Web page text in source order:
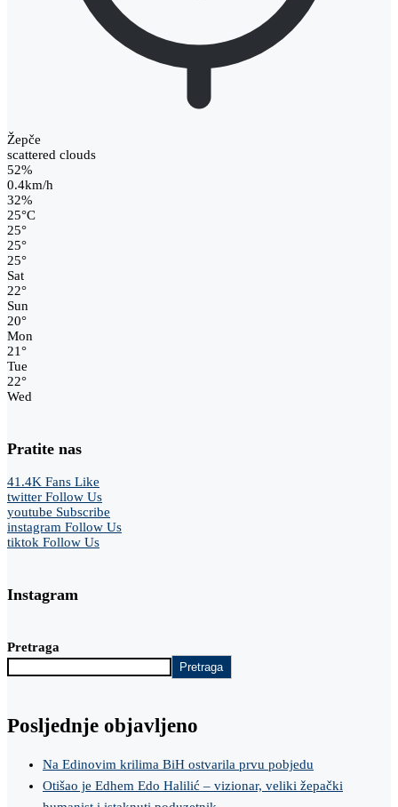
Žepče
scattered clouds
52%
0.4km/h
32%
25°C
25°
25°
25°
Sat
22°
Sun
20°
Mon
21°
Tue
22°
Wed
Pratite nas
41.4K Fans Like
twitter Follow Us
youtube Subscribe
instagram Follow Us
tiktok Follow Us
Instagram
Pretraga
Pretraga
Posljednje objavljeno
Na Edinovim krilima BiH ostvarila prvu pobjedu
Otišao je Edhem Edo Halilić – vizionar, veliki žepački